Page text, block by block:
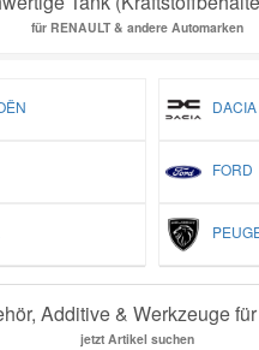
für RENAULT & andere Automarken
DACIA
FORD
Additive & Werkzeuge
jetzt Artikel suchen